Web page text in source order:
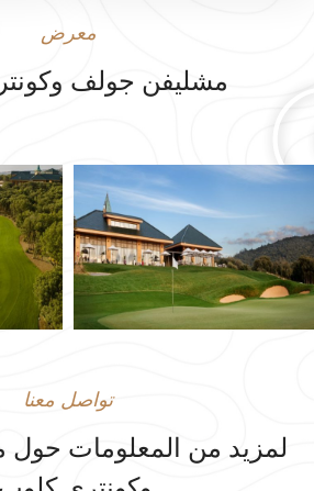
معرض
مشليفن جولف
تواصل معنا
لمزيد من المعلومات